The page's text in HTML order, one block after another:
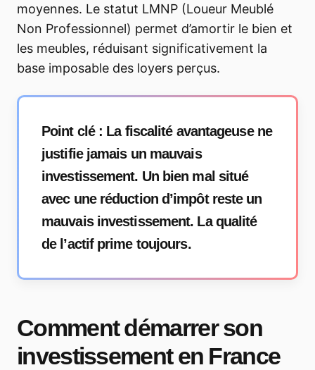
moyennes. Le statut LMNP (Loueur Meublé
Non Professionnel) permet d’amortir le bien et
les meubles, réduisant significativement la
base imposable des loyers perçus.
Point clé : La fiscalité avantageuse ne
justifie jamais un mauvais
investissement. Un bien mal situé
avec une réduction d’impôt reste un
mauvais investissement. La qualité
de l’actif prime toujours.
Comment démarrer son
investissement en France